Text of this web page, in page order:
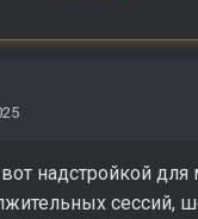
надстройкой для
сессий,